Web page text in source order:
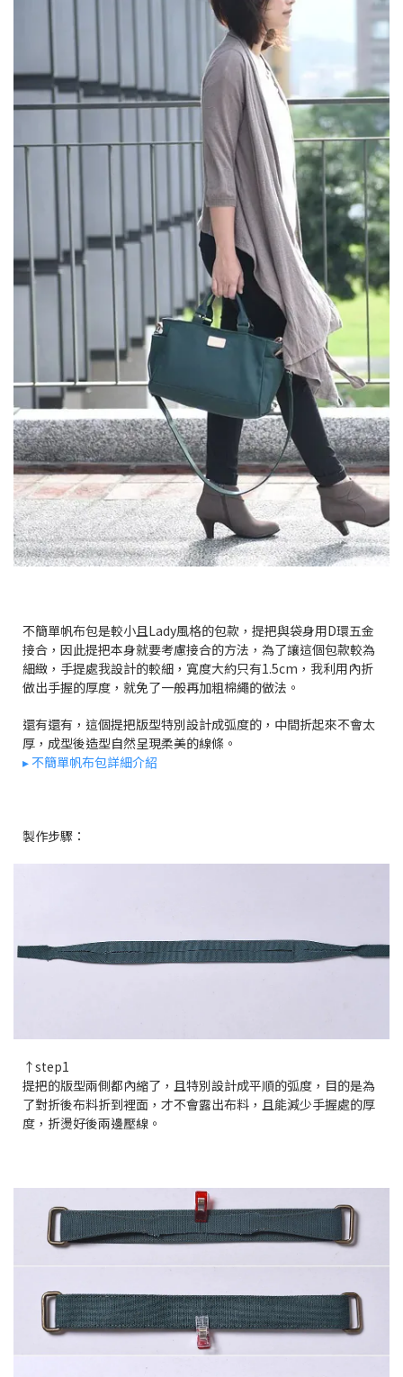
不簡單帆布包是較小且Lady風格的包款，提把與袋身用D環五金
接合，因此提把本身就要考慮接合的方法，為了讓這個包款較為
細緻，手提處我設計的較細，寬度大約只有1.5cm，我利用內折
做出手握的厚度，就免了一般再加粗棉繩的做法。
還有還有，這個提把版型特別設計成弧度的，中間折起來不會太
厚，成型後造型自然呈現柔美的線條。
▸ 不簡單帆布包詳細介紹
製作步驟：
↑step1
提把的版型兩側都內縮了，且特別設計成平順的弧度，目的是為
了對折後布料折到裡面，才不會露出布料，且能減少手握處的厚
度，折燙好後兩邊壓線。